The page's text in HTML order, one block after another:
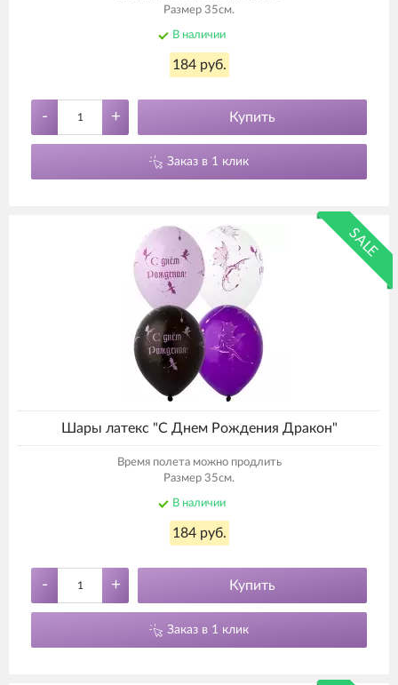
Размер 35см.
В наличии
184 руб.
- + Купить
Заказ в 1 клик
SALE
Шары латекс "С Днем Рождения Дракон"
Время полета можно продлить
Размер 35см.
В наличии
184 руб.
- + Купить
Заказ в 1 клик